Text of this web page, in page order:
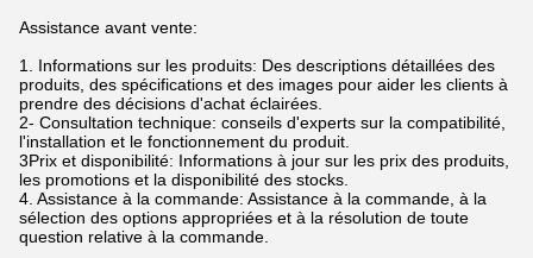
Assistance avant vente:
1. Informations sur les produits: Des descriptions détaillées des
produits, des spécifications et des images pour aider les clients à
prendre des décisions d'achat éclairées.
2- Consultation technique: conseils d'experts sur la compatibilité,
l'installation et le fonctionnement du produit.
3Prix et disponibilité: Informations à jour sur les prix des produits,
les promotions et la disponibilité des stocks.
4. Assistance à la commande: Assistance à la commande, à la
sélection des options appropriées et à la résolution de toute
question relative à la commande.